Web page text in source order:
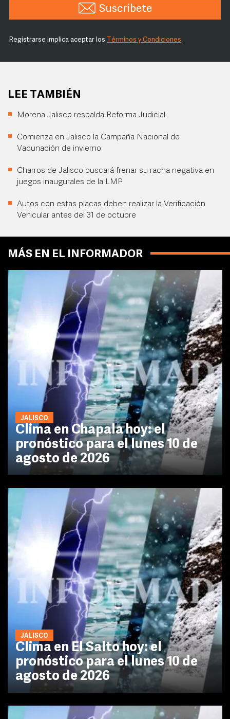
Suscríbete
Registrarse implica aceptar los Términos y Condiciones
LEE TAMBIÉN
Morena Jalisco respalda Reforma Judicial
Comienza en Jalisco la Campaña Nacional de
Vacunación de invierno
Charros de Jalisco buscará frenar su racha negativa en
juegos inaugurales de la LMP
Autos con estas placas deben realizar la Verificación
Vehicular antes del 31 de octubre
MÁS EN EL INFORMADOR
JALISCO
Clima en Chapala hoy: el
pronóstico para el lunes 10 de
agosto de 2026
JALISCO
Clima en El Salto hoy: el
pronóstico para el lunes 10 de
agosto de 2026